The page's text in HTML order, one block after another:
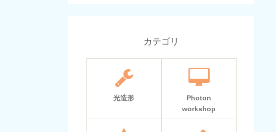
カテゴリ
光造形
Photon
workshop